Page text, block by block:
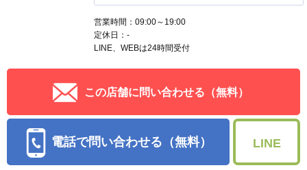
営業時間：09:00～19:00
定休日：-
LINE、WEBは24時間受付
この店舗に問い合わせる（無料）
電話で問い合わせる（無料） LINE